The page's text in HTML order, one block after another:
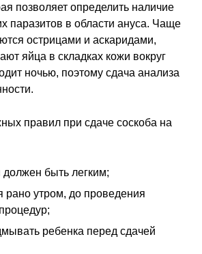
позволяет определить наличие
паразитов в области ануса. Чаще
острицами и аскаридами,
яйца в складках кожи вокруг
ночью, поэтому сдача анализа
правил при сдаче соскоба на
быть легким;
рано утром, до проведения
ребенка перед сдачей